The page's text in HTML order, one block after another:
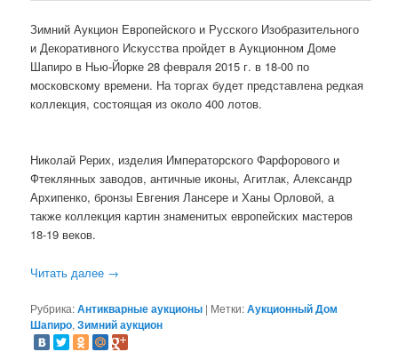
Зимний Аукцион Европейского и Русского Изобразительного
и Декоративного Искусства пройдет в Аукционном Доме
Шапиро в Нью-Йорке 28 февраля 2015 г. в 18-00 по
московскому времени. На торгах будет представлена редкая
коллекция, состоящая из около 400 лотов.
Николай Рерих, изделия Императорского Фарфорового и
Фтеклянных заводов, античные иконы, Агитлак, Александр
Архипенко, бронзы Евгения Лансере и Ханы Орловой, а
также коллекция картин знаменитых европейских мастеров
18-19 веков.
Читать далее →
Рубрика:Антикварные аукционы | Метки:Аукционный Дом
Шапиро,Зимний аукцион